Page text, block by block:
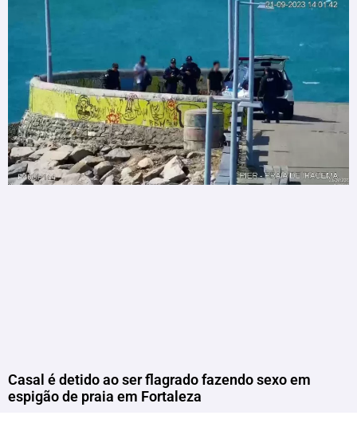
Casal é detido ao ser flagrado fazendo sexo em
espigão de praia em Fortaleza